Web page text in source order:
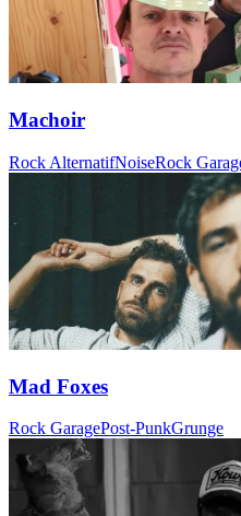
Machoir
Rock AlternatifNoiseRock
Mad Foxes
Rock GaragePost-PunkGrunge